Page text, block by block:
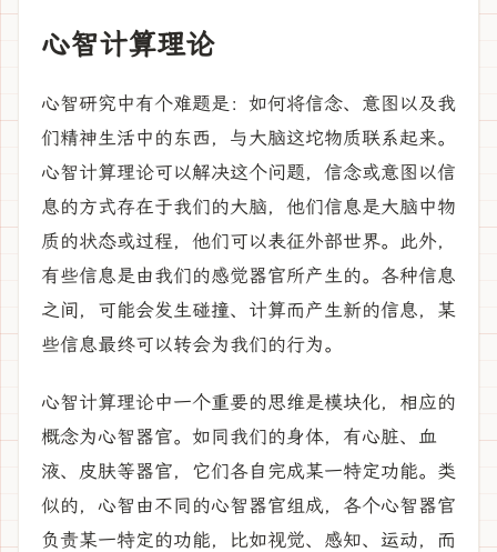
心智计算理论
心智研究中有个难题是：如何将信念、意图以及我
们精神生活中的东西，与大脑这坨物质联系起来。
心智计算理论可以解决这个问题，信念或意图以信
息的方式存在于我们的大脑，他们信息是大脑中物
质的状态或过程，他们可以表征外部世界。此外，
有些信息是由我们的感觉器官所产生的。各种信息
之间，可能会发生碰撞、计算而产生新的信息，某
些信息最终可以转会为我们的行为。
心智计算理论中一个重要的思维是模块化，相应的
概念为心智器官。如同我们的身体，有心脏、血
液、皮肤等器官，它们各自完成某一特定功能。类
似的，心智由不同的心智器官组成，各个心智器官
负责某一特定的功能，比如视觉、感知、运动，而